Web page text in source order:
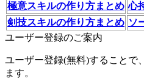
極意スキルの作り方まとめ 心
剣技スキルの作り方まとめ ソ
ユーザー登録のご案内
ユーザー登録(無料)することで
ます。